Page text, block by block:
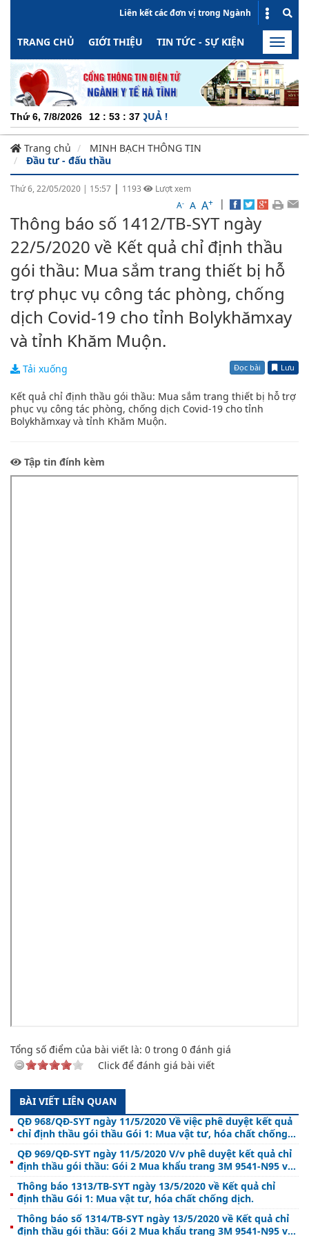
Liên kết các đơn vị trong Ngành
TRANG CHỦ GIỚI THIỆU TIN TỨC - SỰ KIỆN HOẠT
Toggle
Thứ 6, 7/8/2026 12 : 53 : 37
- MINH BẠCH - HIỆU QUẢ !
Trang chủ
MINH BẠCH THÔNG TIN
Đầu tư - đấu thầu
Thứ 6, 22/05/2020 | 15:57 | 1193
Lượt xem
A- A A+ |
Thông báo số 1412/TB-SYT ngày
22/5/2020 về Kết quả chỉ định thầu
gói thầu: Mua sắm trang thiết bị hỗ
trợ phục vụ công tác phòng, chống
dịch Covid-19 cho tỉnh Bolykhămxay
và tỉnh Khăm Muộn.
Tải xuống Đọc bài Lưu
Kết quả chỉ định thầu gói thầu: Mua sắm trang thiết bị hỗ trợ
phục vụ công tác phòng, chống dịch Covid-19 cho tỉnh
Bolykhămxay và tỉnh Khăm Muộn.
Tập tin đính kèm
Tổng số điểm của bài viết là: 0 trong 0 đánh giá
Click để đánh giá bài viết
BÀI VIẾT LIÊN QUAN
QĐ 968/QĐ-SYT ngày 11/5/2020 Về việc phê duyệt kết quả
chỉ định thầu gói thầu Gói 1: Mua vật tư, hóa chất chống
dịch.
QĐ 969/QĐ-SYT ngày 11/5/2020 V/v phê duyệt kết quả chỉ
định thầu gói thầu: Gói 2 Mua khẩu trang 3M 9541-N95 và
bộ trang phục chống dịch dùng 1 lần 7 món
Thông báo 1313/TB-SYT ngày 13/5/2020 về Kết quả chỉ
định thầu Gói 1: Mua vật tư, hóa chất chống dịch.
Thông báo số 1314/TB-SYT ngày 13/5/2020 về Kết quả chỉ
định thầu gói thầu: Gói 2 Mua khẩu trang 3M 9541-N95 và